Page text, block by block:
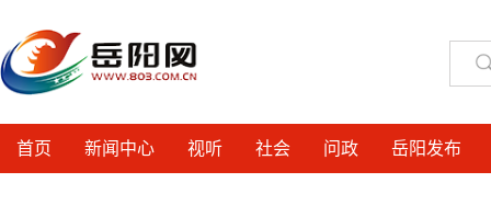
首页 新闻中心 视听 社会 问政 岳阳发布